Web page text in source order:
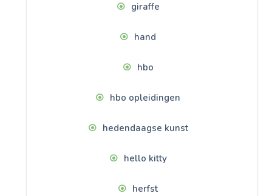
giraffe
hand
hbo
hbo opleidingen
hedendaagse kunst
hello kitty
herfst